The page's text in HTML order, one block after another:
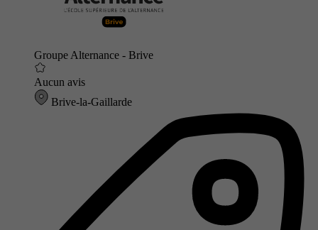
Groupe Alternance - Brive
Aucun avis
Brive-la-Gaillarde